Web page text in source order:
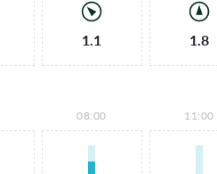
1.1 1.8
08:00 11:00